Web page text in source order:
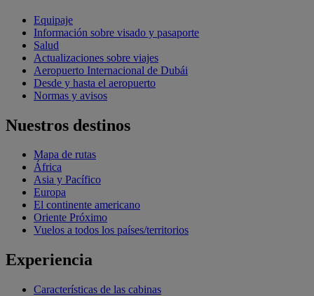
Equipaje
Información sobre visado y pasaporte
Salud
Actualizaciones sobre viajes
Aeropuerto Internacional de Dubái
Desde y hasta el aeropuerto
Normas y avisos
Nuestros destinos
Mapa de rutas
África
Asia y Pacífico
Europa
El continente americano
Oriente Próximo
Vuelos a todos los países/territorios
Experiencia
Características de las cabinas